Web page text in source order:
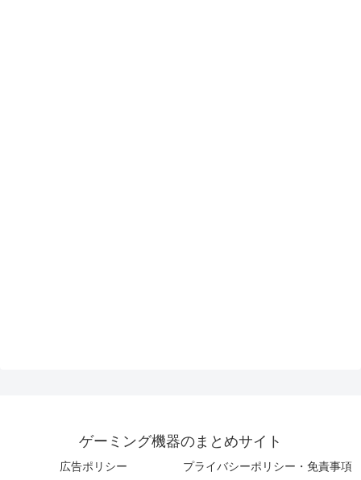
ゲーミング機器のまとめサイト
広告ポリシー プライバシーポリシー・免責事項